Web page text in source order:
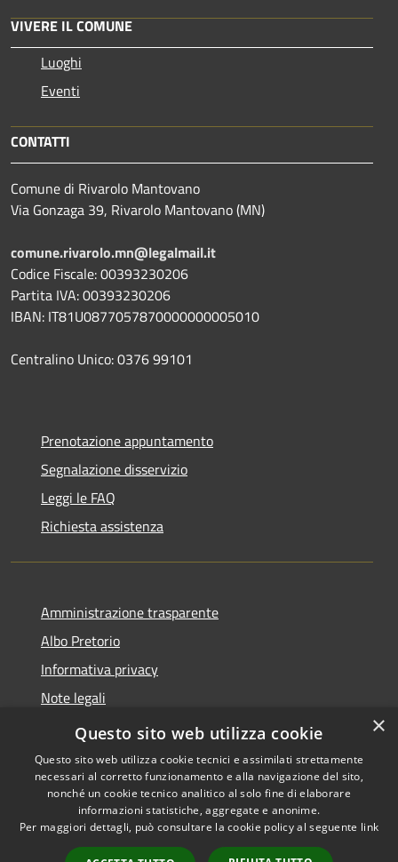
VIVERE IL COMUNE
Luoghi
Eventi
CONTATTI
Comune di Rivarolo Mantovano
Via Gonzaga 39, Rivarolo Mantovano (MN)
comune.rivarolo.mn@legalmail.it
Codice Fiscale: 00393230206
Partita IVA: 00393230206
IBAN: IT81U0877057870000000005010
Centralino Unico: 0376 99101
Prenotazione appuntamento
Segnalazione disservizio
Leggi le FAQ
Richiesta assistenza
Amministrazione trasparente
Albo Pretorio
Informativa privacy
Note legali
Dichiarazione di accessibilità
Accessibilità
Copyright © 2026 • Comune di
Rivarolo Mantovano • Powered
×
Questo sito web utilizza cookie
Questo sito web utilizza cookie tecnici e assimilati strettamente
necessari al corretto funzionamento e alla navigazione del sito,
nonché un cookie tecnico analitico al solo fine di elaborare
informazioni statistiche, aggregate e anonime.
Per maggiori dettagli, può consultare la cookie policy al seguente link